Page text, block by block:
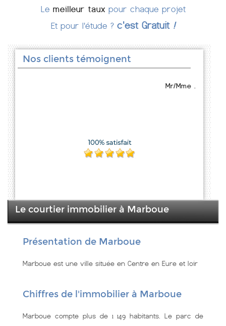
Le meilleur taux pour chaque projet
Et pour l'étude ? c'est Gratuit !
Nos clients témoignent
Mr/Mme .
Le courtier immobilier à Marboue
Présentation de Marboue
Marboue est une ville située en Centre en Eure et loir
Chiffres de l'immobilier à Marboue
Marboue compte plus de 1 149 habitants. Le parc de